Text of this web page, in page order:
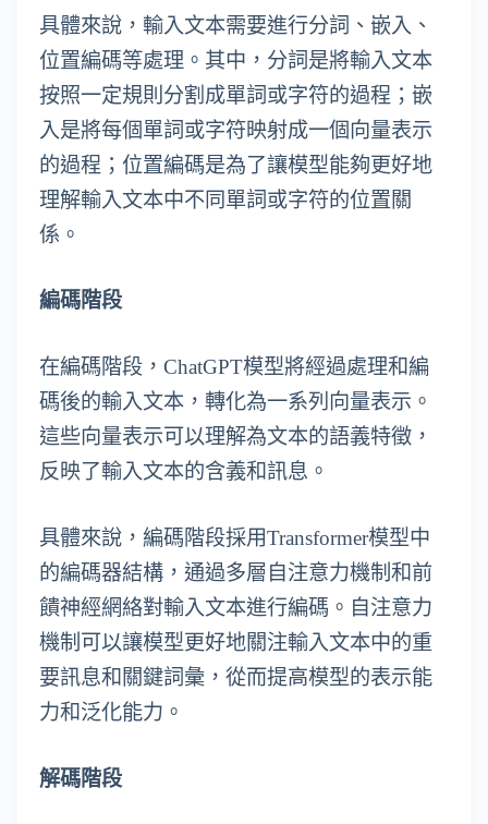
具體來說，輸入文本需要進行分詞、嵌入、
位置編碼等處理。其中，分詞是將輸入文本
按照一定規則分割成單詞或字符的過程；嵌
入是將每個單詞或字符映射成一個向量表示
的過程；位置編碼是為了讓模型能夠更好地
理解輸入文本中不同單詞或字符的位置關
係。
編碼階段
在編碼階段，ChatGPT模型將經過處理和編
碼後的輸入文本，轉化為一系列向量表示。
這些向量表示可以理解為文本的語義特徵，
反映了輸入文本的含義和訊息。
具體來說，編碼階段採用Transformer模型中
的編碼器結構，通過多層自注意力機制和前
饋神經網絡對輸入文本進行編碼。自注意力
機制可以讓模型更好地關注輸入文本中的重
要訊息和關鍵詞彙，從而提高模型的表示能
力和泛化能力。
解碼階段